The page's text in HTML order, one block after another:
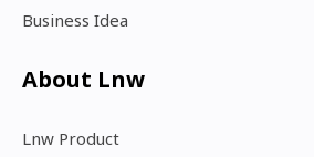
Business Idea
About Lnw​
Lnw Product